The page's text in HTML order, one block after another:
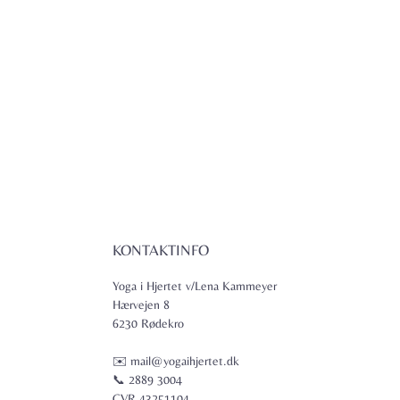
KONTAKTINFO
Yoga i Hjertet v/Lena Kammeyer
Hærvejen 8
6230 Rødekro
✉️ mail@yogaihjertet.dk
📞 2889 3004